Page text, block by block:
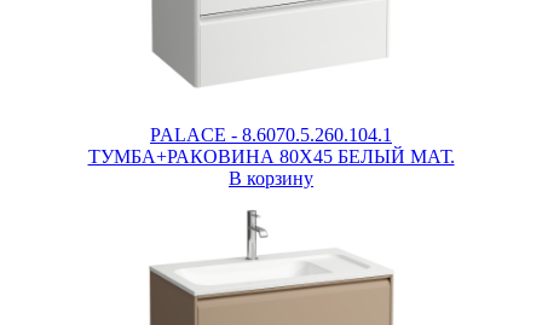
PALACE - 8.6070.5.260.104.1
ТУМБА+РАКОВИНА 80X45 БЕЛЫЙ МАТ.
В корзину